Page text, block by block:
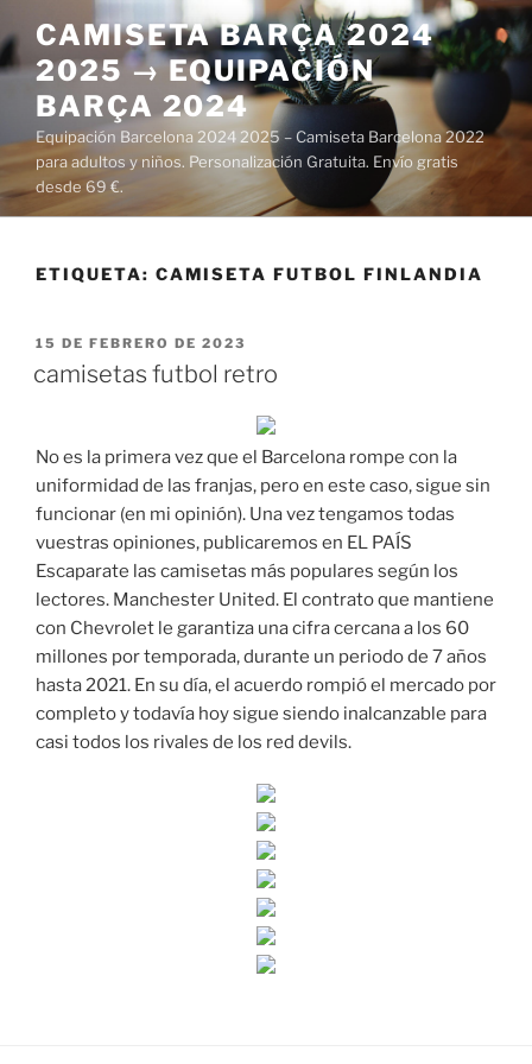
al
contenido
CAMISETA BARÇA 2024
2025 → EQUIPACIÓN
BARÇA 2024
Equipación Barcelona 2024 2025 – Camiseta Barcelona 2022
para adultos y niños. Personalización Gratuita. Envío gratis
desde 69 €.
ETIQUETA: CAMISETA FUTBOL FINLANDIA
PUBLICADO
15 DE FEBRERO DE 2023
camisetas futbol retro
No es la primera vez que el Barcelona rompe con la
uniformidad de las franjas, pero en este caso, sigue sin
funcionar (en mi opinión). Una vez tengamos todas
vuestras opiniones, publicaremos en EL PAÍS
Escaparate las camisetas más populares según los
lectores. Manchester United. El contrato que mantiene
con Chevrolet le garantiza una cifra cercana a los 60
millones por temporada, durante un periodo de 7 años
hasta 2021. En su día, el acuerdo rompió el mercado por
completo y todavía hoy sigue siendo inalcanzable para
casi todos los rivales de los red devils.